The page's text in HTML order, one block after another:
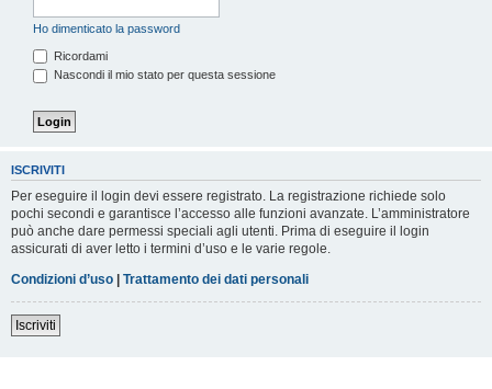
Ho dimenticato la password
Ricordami
Nascondi il mio stato per questa sessione
ISCRIVITI
Per eseguire il login devi essere registrato. La registrazione richiede solo
pochi secondi e garantisce l’accesso alle funzioni avanzate. L’amministratore
può anche dare permessi speciali agli utenti. Prima di eseguire il login
assicurati di aver letto i termini d’uso e le varie regole.
Condizioni d’uso | Trattamento dei dati personali
Iscriviti